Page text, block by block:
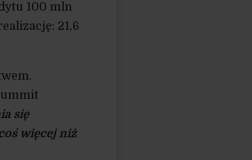
100 mln
21,6
się
więcej niż